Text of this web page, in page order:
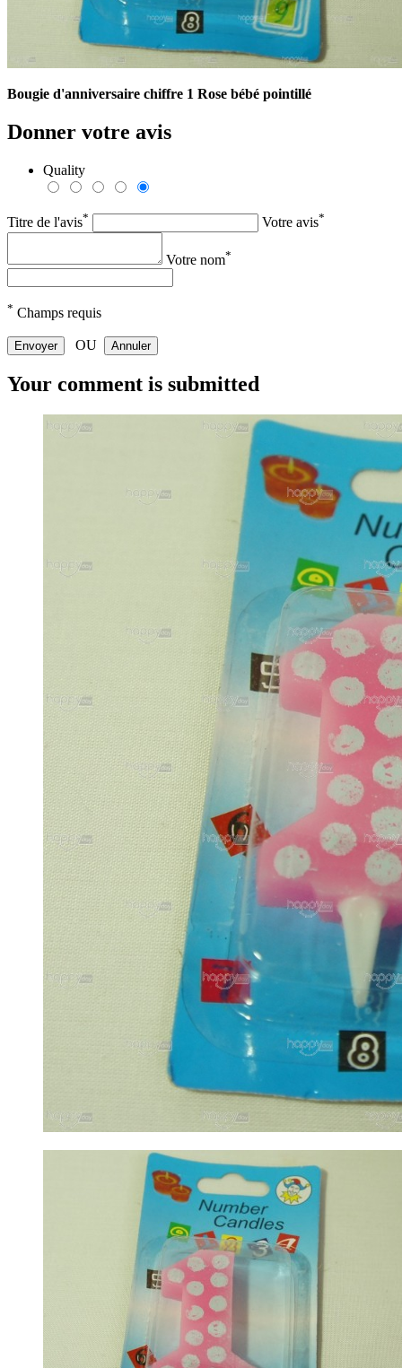
Bougie d'anniversaire chiffre 1 Rose bébé pointillé
Donner votre avis
Quality
Titre de l'avis* Votre avis*
Votre nom*
* Champs requis
Envoyer OU Annuler
Your comment is submitted